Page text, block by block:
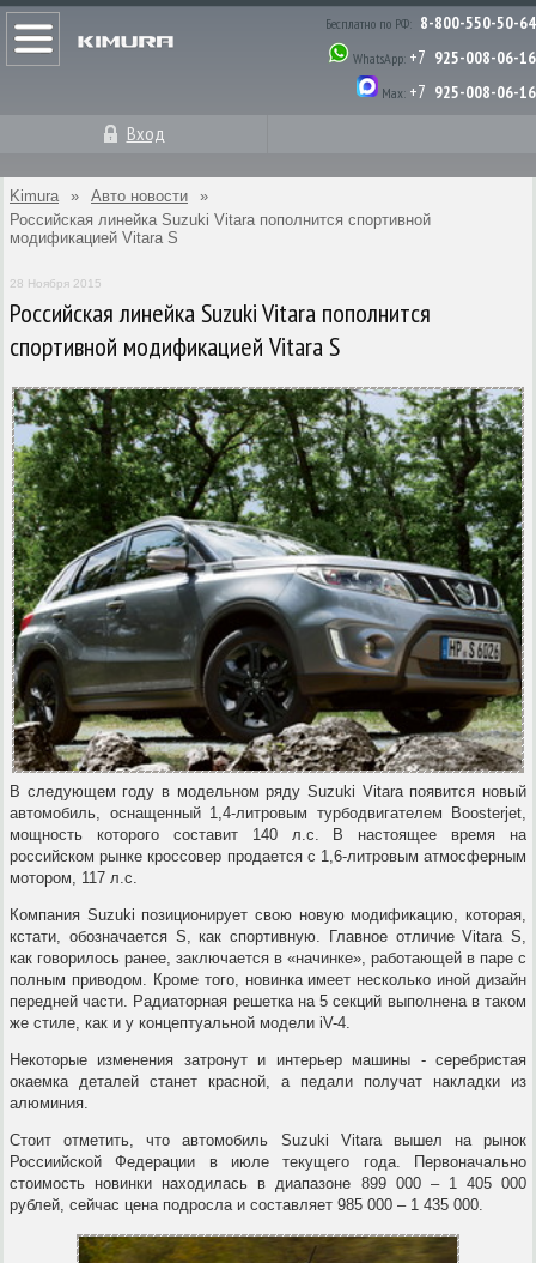
Бесплатно по РФ: 8-800-550-50-64
WhatsApp: +7 925-008-06-16
Max: +7 925-008-06-16
Вход
Kimura » Авто новости
»
Российская линейка Suzuki Vitara пополнится спортивной
модификацией Vitara S
28 Ноября 2015
Российская линейка Suzuki Vitara пополнится
спортивной модификацией Vitara S
В следующем году в модельном ряду Suzuki Vitara появится новый
автомобиль, оснащенный 1,4-литровым турбодвигателем Boosterjet,
мощность которого составит 140 л.с. В настоящее время на
российском рынке кроссовер продается с 1,6-литровым атмосферным
мотором, 117 л.с.
Компания Suzuki позиционирует свою новую модификацию, которая,
кстати, обозначается S, как спортивную. Главное отличие Vitara S,
как говорилось ранее, заключается в «начинке», работающей в паре с
полным приводом. Кроме того, новинка имеет несколько иной дизайн
передней части. Радиаторная решетка на 5 секций выполнена в таком
же стиле, как и у концептуальной модели iV-4.
Некоторые изменения затронут и интерьер машины - серебристая
окаемка деталей станет красной, а педали получат накладки из
алюминия.
Стоит отметить, что автомобиль Suzuki Vitara вышел на рынок
Россиийской Федерации в июле текущего года. Первоначально
стоимость новинки находилась в диапазоне 899 000 – 1 405 000
рублей, сейчас цена подросла и составляет 985 000 – 1 435 000.